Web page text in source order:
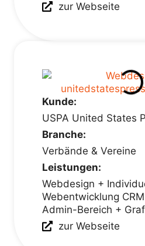
zur Webseite
Kunde:
USPA United States
Branche:
Verbände & Vereine
Leistungen:
Webdesign +
Webentwicklung
Admin-Bereich +
zur Webseite